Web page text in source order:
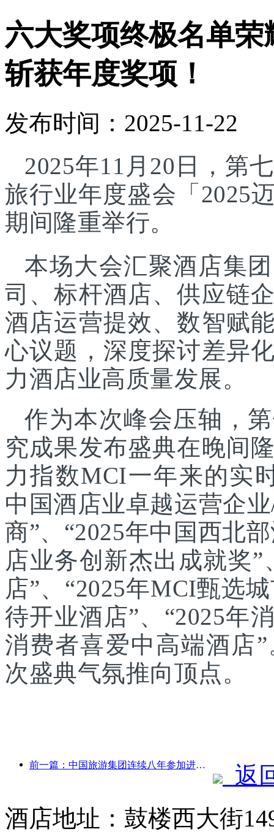
六大奖项终极名单
斩获年度奖项！
发布时间：2025-11-22
2025年11月20日，第
旅行业年度盛会「2025
期间隆重举行。
本场大会汇聚酒店集
司、标杆酒店、供应链
酒店运营提效、数智赋
心议题，深度探讨差异
力酒店业高质量发展。
作为本次峰会压轴，
究成果发布盛典在晚间
力指数MCI一年来的实
中国酒店业卓越运营企
商”、“2025年中国西北
店业务创新杰出成就奖
店”、“2025年MCI甄选
待开业酒店”、“2025年
消费者喜爱中高端酒店
次盛典气氛推向顶点。
前一篇：中国旅游集团连续八年参加进博会，集中签约超10亿美元
返
酒店地址：鼓楼西大街